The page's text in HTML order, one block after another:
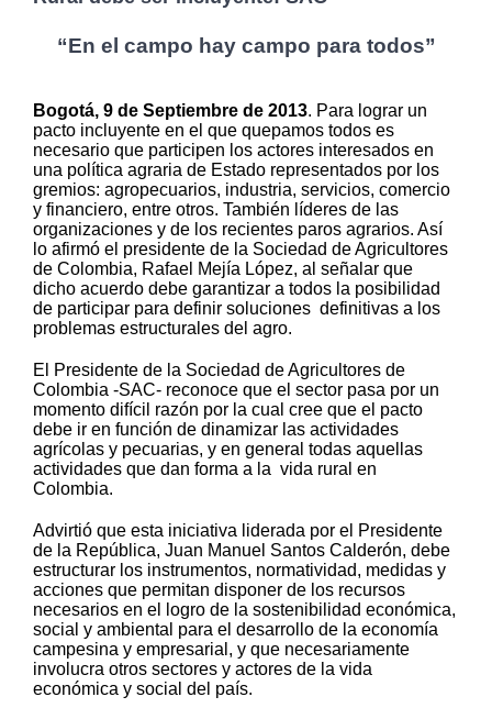
“En el campo hay campo para todos”
Bogotá, 9 de Septiembre de 2013. Para lograr un
pacto incluyente en el que quepamos todos es
necesario que participen los actores interesados en
una política agraria de Estado representados por los
gremios: agropecuarios, industria, servicios, comercio
y financiero, entre otros. También líderes de las
organizaciones y de los recientes paros agrarios. Así
lo afirmó el presidente de la Sociedad de Agricultores
de Colombia, Rafael Mejía López, al señalar que
dicho acuerdo debe garantizar a todos la posibilidad
de participar para definir soluciones definitivas a los
problemas estructurales del agro.
El Presidente de la Sociedad de Agricultores de
Colombia -SAC- reconoce que el sector pasa por un
momento difícil razón por la cual cree que el pacto
debe ir en función de dinamizar las actividades
agrícolas y pecuarias, y en general todas aquellas
actividades que dan forma a la vida rural en
Colombia.
Advirtió que esta iniciativa liderada por el Presidente
de la República, Juan Manuel Santos Calderón, debe
estructurar los instrumentos, normatividad, medidas y
acciones que permitan disponer de los recursos
necesarios en el logro de la sostenibilidad económica,
social y ambiental para el desarrollo de la economía
campesina y empresarial, y que necesariamente
involucra otros sectores y actores de la vida
económica y social del país.